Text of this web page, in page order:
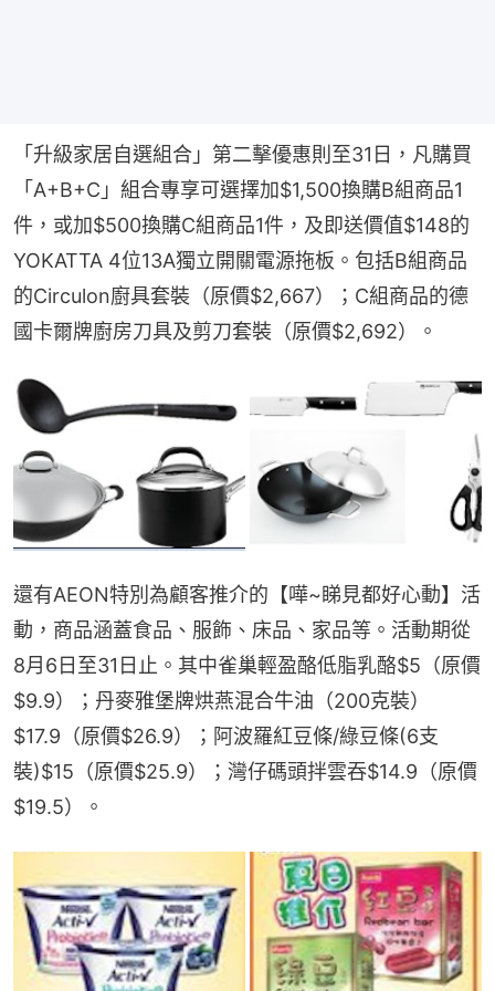
「升級家居自選組合」第二擊優惠則至31日，凡購買
「A+B+C」組合專享可選擇加$1,500換購B組商品1
件，或加$500換購C組商品1件，及即送價值$148的
YOKATTA 4位13A獨立開關電源拖板。包括B組商品
的Circulon廚具套裝（原價$2,667）；C組商品的德
國卡爾牌廚房刀具及剪刀套裝（原價$2,692）。
還有AEON特別為顧客推介的【嘩~睇見都好心動】活
動，商品涵蓋食品、服飾、床品、家品等。活動期從
8月6日至31日止。其中雀巢輕盈酪低脂乳酪$5（原價
$9.9）；丹麥雅堡牌烘燕混合牛油（200克裝）
$17.9（原價$26.9）；阿波羅紅豆條/綠豆條(6支
裝)$15（原價$25.9）；灣仔碼頭拌雲吞$14.9（原價
$19.5）。